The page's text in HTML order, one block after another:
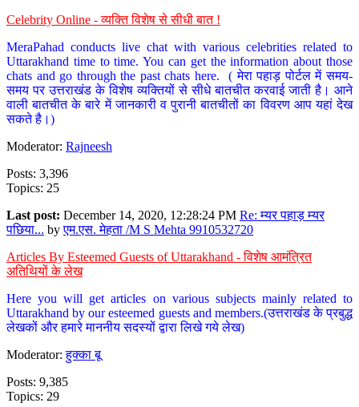
Celebrity Online - व्यक्ति विशेष से सीधी बात !
MeraPahad conducts live chat with various celebrities related to
Uttarakhand time to time. You can get the information about those
chats and go through the past chats here. ( मेरा पहाड़ पोर्टल में समय-
समय पर उत्तराखंड के विशेष व्यक्तियों से सीधे बातचीत करवाई जाती है। आने
वाली बातचीत के बारे में जानकारी व पुरानी बातचीतों का विवरण आप यहां देख
सकते है।)
Moderator: Rajneesh
Posts: 3,396
Topics: 25
Last post: December 14, 2020, 12:28:24 PM Re: म्यर पहाड़ म्यर
पछिया... byएम.एस. मेहता /M S Mehta 9910532720
Articles By Esteemed Guests of Uttarakhand - विशेष आमंत्रित
अतिथियों के लेख
Here you will get articles on various subjects mainly related to
Uttarakhand by our esteemed guests and members.(उत्तराखंड के प्रबुद्ध
लेखकों और हमारे माननीय सदस्यों द्वारा लिखे गये लेख)
Moderator:हुक्का बू
Posts: 9,385
Topics: 29